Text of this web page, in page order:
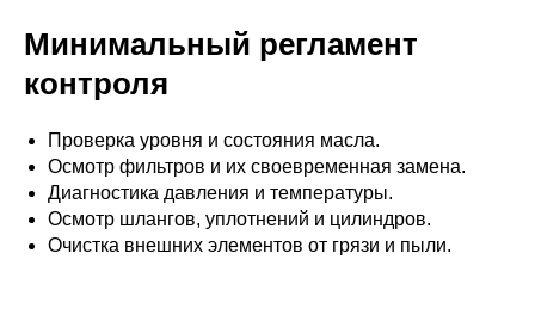
Минимальный регламент
контроля
Проверка уровня и состояния масла.
Осмотр фильтров и их своевременная замена.
Диагностика давления и температуры.
Осмотр шлангов, уплотнений и цилиндров.
Очистка внешних элементов от грязи и пыли.